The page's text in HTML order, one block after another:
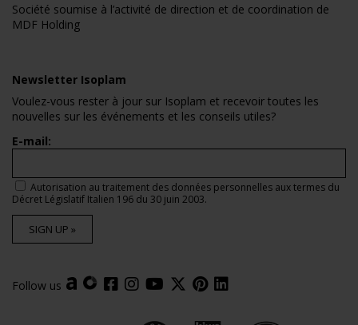
Société soumise à l’activité de direction et de coordination de
MDF Holding
Newsletter Isoplam
Voulez-vous rester à jour sur Isoplam et recevoir toutes les
nouvelles sur les événements et les conseils utiles?
E-mail:
Autorisation au traitement des données personnelles aux termes du
Décret Législatif Italien 196 du 30 juin 2003.
SIGN UP »
Follow us